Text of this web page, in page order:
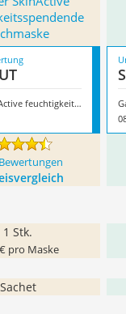
Garnier SkinActive feuchtigkeitsspendende Tuchmaske
1 Stk.
pro Maske
Sachet